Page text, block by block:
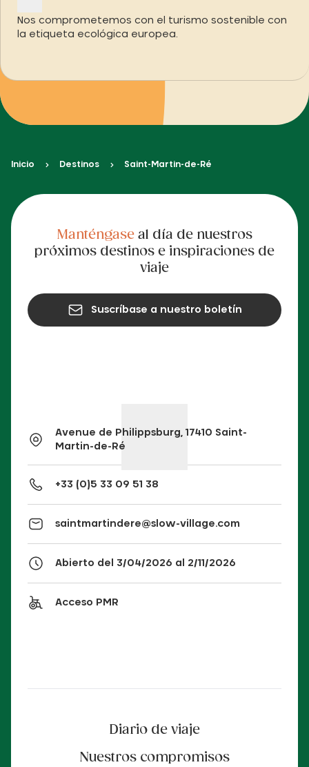
Nos comprometemos con el turismo sostenible con
la etiqueta ecológica europea.
Inicio Destinos Saint-Martin-de-Ré
Avenue de Philippsburg, 17410 Saint-
Martin-de-Ré
+33 (0)5 33 09 51 38
saintmartindere@slow-village.com
Abierto del 3/04/2026 al 2/11/2026
Acceso PMR
Diario de viaje
Nuestros compromisos
Manténgaseal día de nuestros
próximos destinos e inspiraciones de
viaje
Suscríbase a nuestro boletín